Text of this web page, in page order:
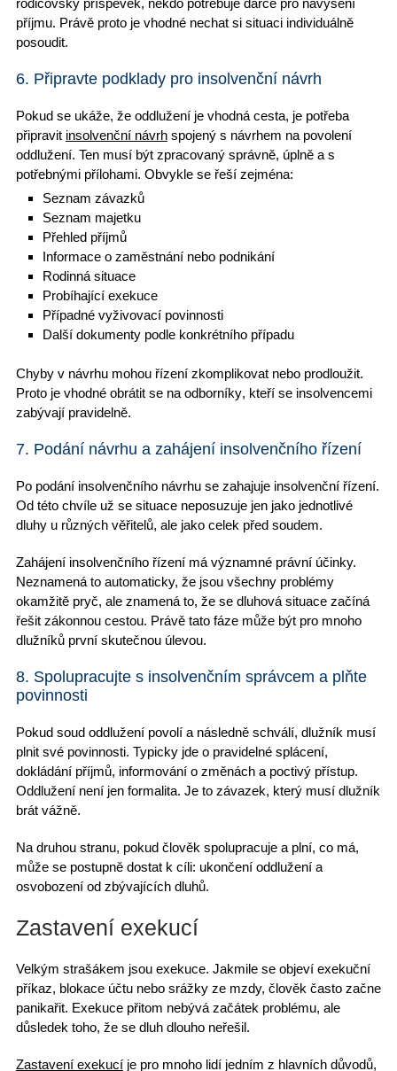
rodičovský příspěvek, někdo potřebuje dárce pro navýšení
příjmu. Právě proto je vhodné nechat si situaci individuálně
posoudit.
6. Připravte podklady pro insolvenční návrh
Pokud se ukáže, že oddlužení je vhodná cesta, je potřeba
připravit insolvenční návrhspojený s návrhem na povolení
oddlužení. Ten musí být zpracovaný správně, úplně a s
potřebnými přílohami. Obvykle se řeší zejména:
Seznam závazků
Seznam majetku
Přehled příjmů
Informace o zaměstnání nebo podnikání
Rodinná situace
Probíhající exekuce
Případné vyživovací povinnosti
Další dokumenty podle konkrétního případu
Chyby v návrhumohou řízení zkomplikovat nebo prodloužit.
Proto je vhodné obrátit se na odborníky, kteří se insolvencemi
zabývají pravidelně.
7. Podání návrhu a zahájení insolvenčního řízení
Po podání insolvenčního návrhu se zahajuje insolvenční řízení.
Od této chvíle už se situace neposuzuje jen jako jednotlivé
dluhy u různých věřitelů, ale jako celek před soudem.
Zahájení insolvenčního řízení má významné právní účinky.
Neznamená to automaticky, že jsou všechny problémy
okamžitě pryč, ale znamená to, že se dluhová situacezačíná
řešit zákonnou cestou. Právě tato fáze může být pro mnoho
dlužníkůprvní skutečnou úlevou.
8. Spolupracujte s insolvenčním správcem a plňte
povinnosti
Pokud soud oddlužení povolía následně schválí, dlužník musí
plnit své povinnosti. Typicky jde o pravidelné splácení,
dokládání příjmů, informování o změnách a poctivý přístup.
Oddlužení není jen formalita. Je to závazek, který musí dlužník
brát vážně.
Na druhou stranu, pokud člověk spolupracujea plní, co má,
může se postupně dostat k cíli: ukončení oddlužení a
osvobození od zbývajících dluhů.
Zastavení exekucí
Velkým strašákem jsou exekuce. Jakmile se objeví exekuční
příkaz, blokace účtu nebo srážky ze mzdy, člověk často začne
panikařit. Exekuce přitom nebývá začátek problému, ale
důsledek toho, že se dluh dlouho neřešil.
Zastavení exekucíje pro mnoho lidí jedním z hlavních důvodů,